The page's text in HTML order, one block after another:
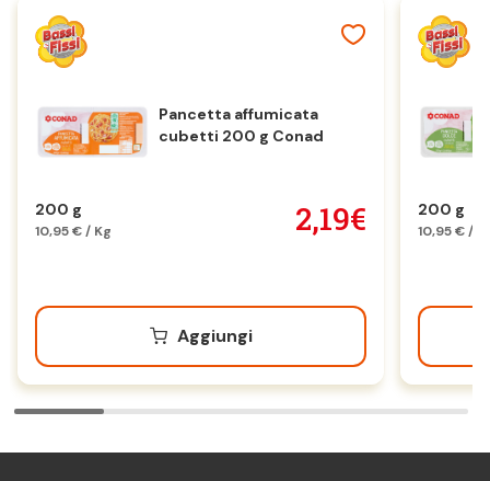
Pancetta affumicata
cubetti 200 g Conad
200 g
10,95 € / Kg 2,19€
Aggiungi
200 g
10,95 € /